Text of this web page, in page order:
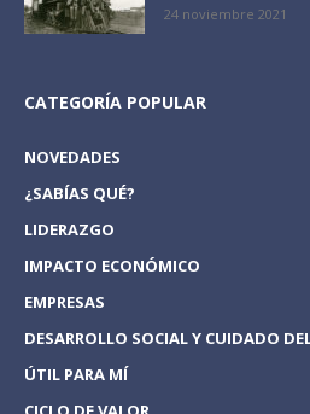
24 noviembre 2021
CATEGORÍA POPULAR
NOVEDADES
¿SABÍAS QUÉ?
LIDERAZGO
IMPACTO ECONÓMICO
EMPRESAS
DESARROLLO SOCIAL Y CUIDADO
ÚTIL PARA MÍ